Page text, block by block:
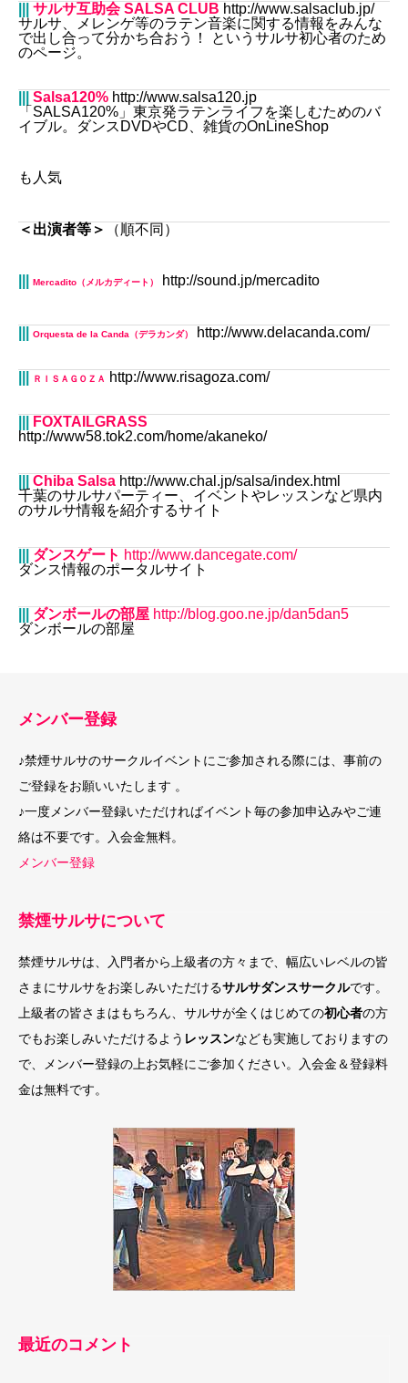
サルサ互助会 SALSA CLUB http://www.salsaclub.jp/
サルサ、メレンゲ等のラテン音楽に関する情報をみんな
で出し合って分かち合おう！ というサルサ初心者のため
のページ。
Salsa120% http://www.salsa120.jp
「SALSA120% 」東京発ラテンライフを楽しむためのバ
イブル。ダンス DVDやCD 、雑貨のOnLineShop
も人気
＜出演者等＞ （順不同）
Mercadito （メルカディート） http://sound.jp/mercadito
Orquesta de la Canda（デラカンダ） http://www.delacanda.com/
ＲＩＳＡＧＯＺＡ http://www.risagoza.com/
FOXTAILGRASS
http://www58.tok2.com/home/akaneko/
Chiba Salsa http://www.chal.jp/salsa/index.html
千葉のサルサパーティー、イベントやレッスンなど県内
のサルサ情報を紹介するサイト
ダンスゲート http://www.dancegate.com/
ダンス情報のポータルサイト
ダンボールの部屋 http://blog.goo.ne.jp/dan5dan5
ダンボールの部屋
メンバー登録
♪禁煙サルサのサークルイベントにご参加される際には、事前の
ご登録をお願いいたします 。
♪一度メンバー登録いただければイベント毎の参加申込みやご連
絡は不要です。入会金無料。
メンバー登録
禁煙サルサについて
禁煙サルサは、入門者から上級者の方々まで、幅広いレベルの皆
さまにサルサをお楽しみいただけるサルサダンスサークルです。
上級者の皆さまはもちろん、サルサが全くはじめての初心者の方
でもお楽しみいただけるよう レッスンなども実施しておりますの
で、メンバー登録の上お気軽にご参加ください。入会金＆登録料
金は無料です。
最近のコメント